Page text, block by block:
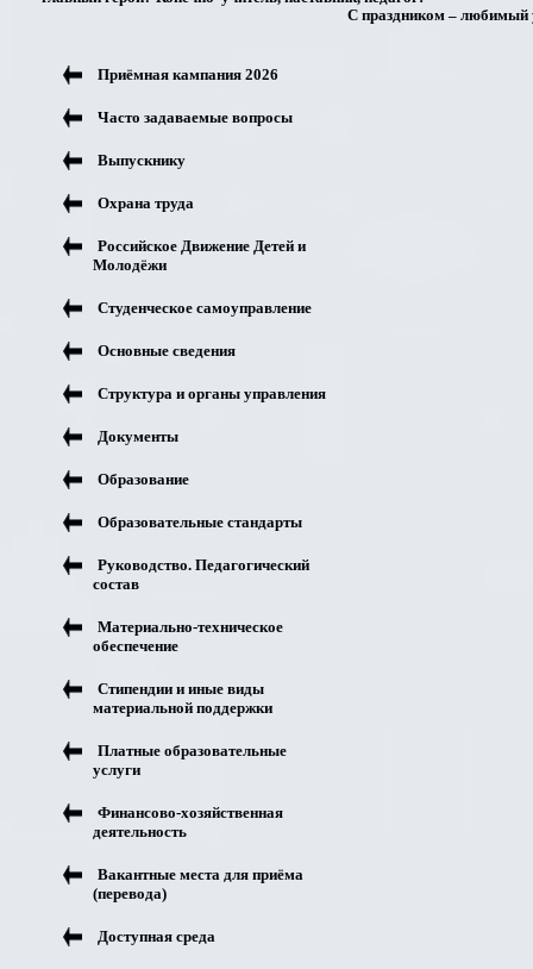
С праздником – любимый
Приёмная кампания 2026
Часто задаваемые вопросы
Выпускнику
Охрана труда
Российское Движение Детей и
Молодёжи
Студенческое самоуправление
Основные сведения
Структура и органы управления
Документы
Образование
Образовательные стандарты
Руководство. Педагогический
состав
Материально-техническое
обеспечение
Стипендии и иные виды
материальной поддержки
Платные образовательные
услуги
Финансово-хозяйственная
деятельность
Вакантные места для приёма
(перевода)
Доступная среда